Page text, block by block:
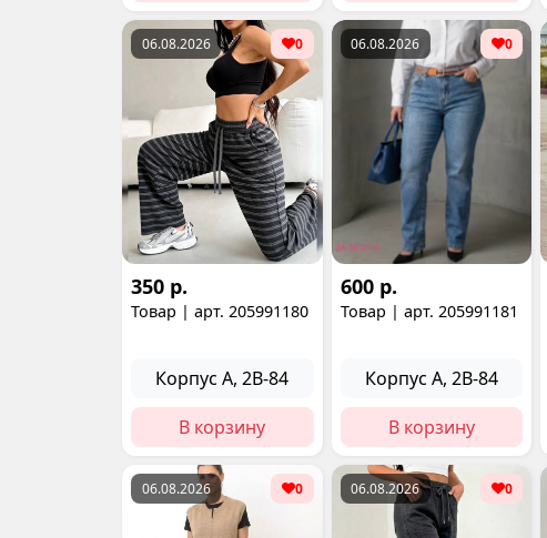
06.08.2026 0
350 р.
Товар | арт. 205991180
Корпус А, 2В-84
В корзину
06.08.2026 0
600 р.
Товар | арт. 205991181
Корпус А, 2В-84
В корзину
06.08.2026 0 06.08.2026 0